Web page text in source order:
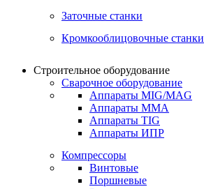
Заточные станки
Кромкооблицовочные станки
Строительное оборудование
Сварочное оборудование
Аппараты MIG/MAG
Аппараты MMA
Аппараты TIG
Аппараты ИПР
Компрессоры
Винтовые
Поршневые